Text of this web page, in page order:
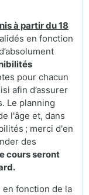
à partir du 18
en fonction
pour chacun
afin d’assurer
Le planning
l'âge et, dans
; merci d'en
des
cours seront
en fonction de la